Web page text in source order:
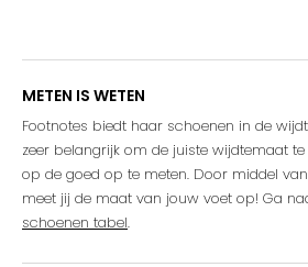
METEN IS WETEN
Footnotes biedt haar schoenen in de
zeer belangrijk om de juiste wijdtemaat
op de goed op te meten. Door middel
meet jij de maat van jouw voet op! Ga
schoenen tabel.